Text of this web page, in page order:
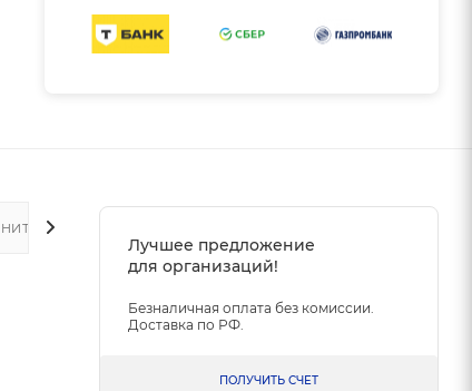
Лучшее предложение
для организаций!
Безналичная оплата без комиссии.
Доставка по РФ.
ПОЛУЧИТЬ СЧЕТ